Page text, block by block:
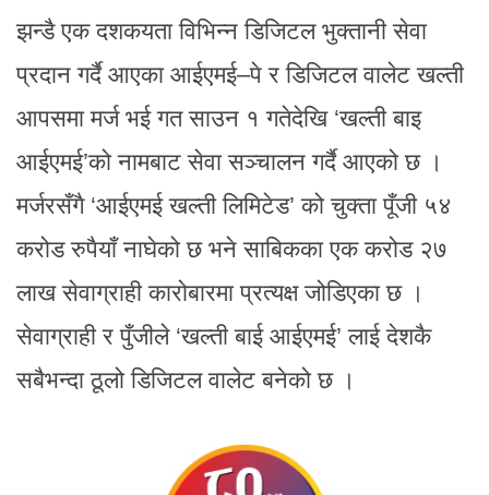
झन्डै एक दशकयता विभिन्न डिजिटल भुक्तानी सेवा
प्रदान गर्दै आएका आईएमई–पे र डिजिटल वालेट खल्ती
आपसमा मर्ज भई गत साउन १ गतेदेखि ‘खल्ती बाइ
आईएमई’को नामबाट सेवा सञ्चालन गर्दै आएको छ ।
मर्जरसँगै ‘आईएमई खल्ती लिमिटेड’ को चुक्ता पूँजी ५४
करोड रुपैयाँ नाघेको छ भने साबिकका एक करोड २७
लाख सेवाग्राही कारोबारमा प्रत्यक्ष जोडिएका छ ।
सेवाग्राही र पुँजीले ‘खल्ती बाई आईएमई’ लाई देशकै
सबैभन्दा ठूलो डिजिटल वालेट बनेको छ ।